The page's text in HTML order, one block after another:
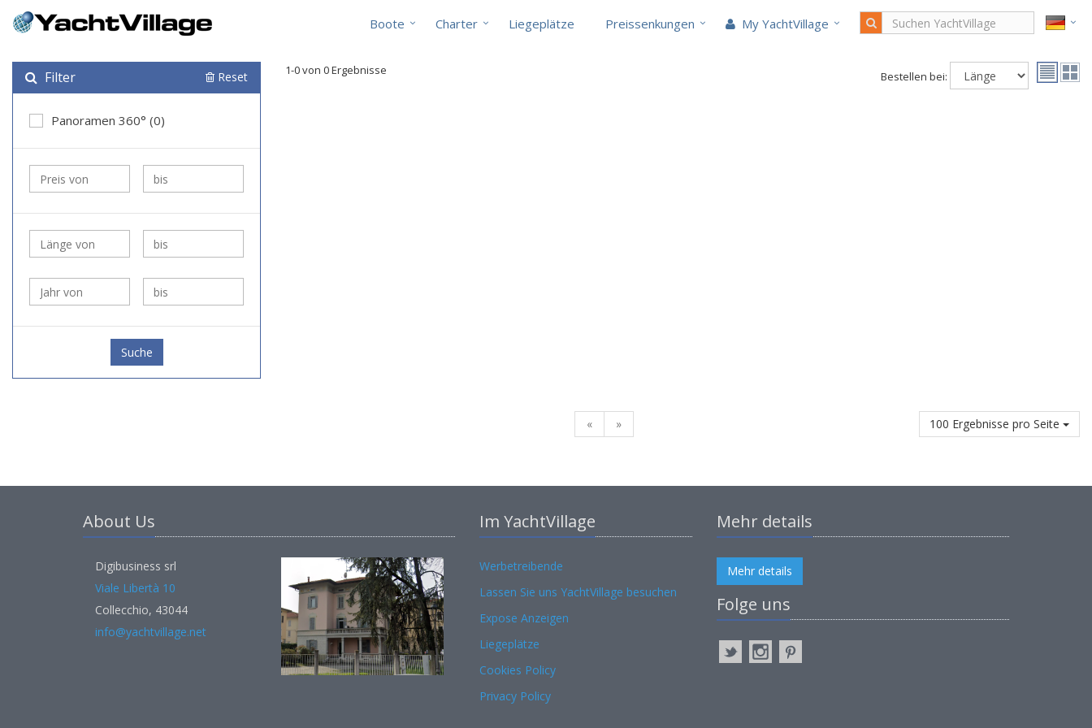
Boote Charter Liegeplätze Preissenkungen My YachtVillage
Filter Reset
Panoramen 360° (0)
Suche
1-0 von 0 Ergebnisse Bestellen bei:
« » 100 Ergebnisse pro Seite
About Us
Digibusiness srl
Viale Libertà 10
Collecchio, 43044
info@yachtvillage.net
Im YachtVillage
Werbetreibende
Lassen Sie uns YachtVillage besuchen
Expose Anzeigen
Liegeplätze
Cookies Policy
Privacy Policy
Mehr details
Mehr details
Folge uns